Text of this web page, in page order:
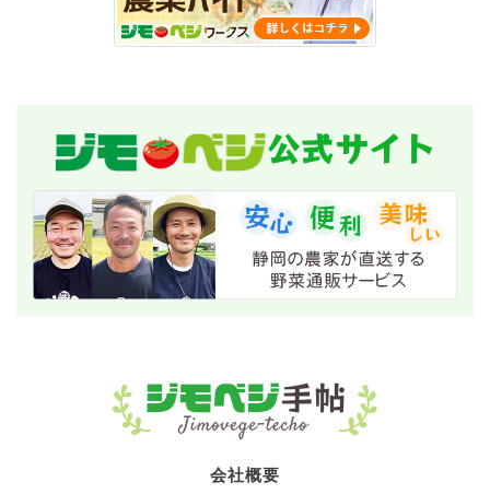
公式サイト
会社概要